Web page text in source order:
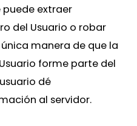
puede extraer
del Usuario o robar
manera de que la
forme parte del
dé
al servidor.